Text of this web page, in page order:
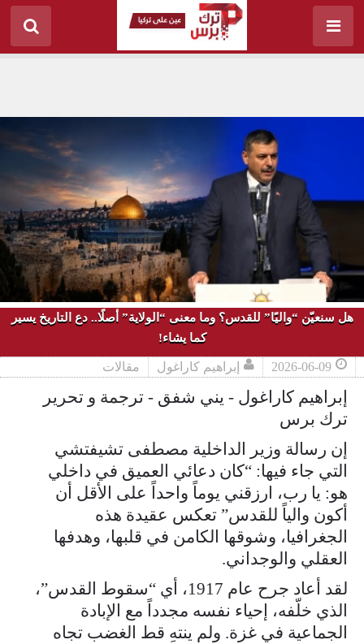
هل سنعيّن “واليًا” للقدس؟ وما معنى “الولاية” أصلًا.. دع التاريخ يسير
كما يشاء!
2026-06-09 إبراهيم كاراغول مقالات
إبراهيم كاراغول - يني شفق - ترجمة و تحرير
ترك برس
إن رسالة وزير الداخلية مصطفى تشيفتشي
التي جاء فيها: “كان دعائي العميق في داخلي
هو: يا رب، ارزقني يوماً واحداً على الأقل أن
أكون والياً للقدس” تعكس عقيدة هذه
الجغرافيا، وشوقها الكامن في قلبها، وهدفها
العقلي والوجداني.
لقد أعاد جرح عام 1917، أي “سقوط القدس”،
الذي خلّفه، إحياء نفسه مجدداً مع الإبادة
الجماعية في غزة. ولم ينتهِ قط الغضب تجاه